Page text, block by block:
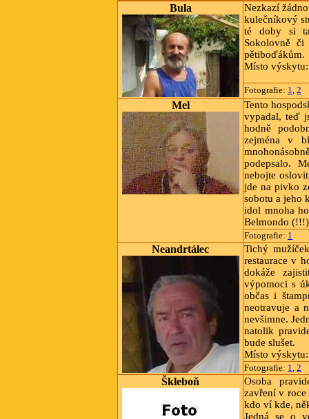
Bula
Nezkazí
kulečníkový
té doby si
Sokolovně
pětiboďákům.
Místo
Fotografie: 1, 2
Mel
Tento
vypadal, teď
hodně
zejména v
podepsalo.
nebojte
jde na pivko
sobotu a jeho
idol mnoha
Belmondo
Fotografie: 1
Neandrtálec
Tichý
restaurace v
dokáže
výpomoci s
občas i
neotravuje a
nevšimne.
natolik
bude slušet.
Místo
Fotografie: 1, 2
Škleboň
Osoba
zavření v
kdo ví kde,
Jedná se o